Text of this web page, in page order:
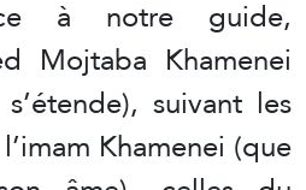
à notre guide,
Mojtaba Khamenei
suivant les
Khamenei (que